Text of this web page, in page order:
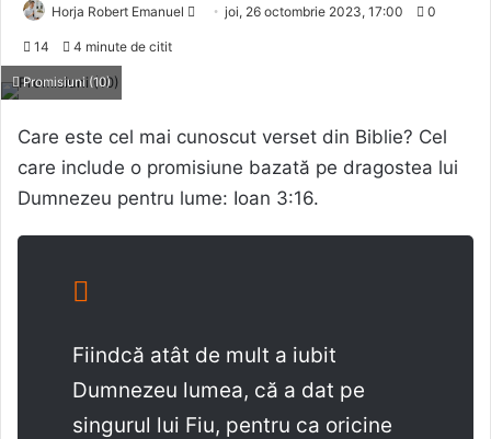
Horja Robert Emanuel
Sendjoi, 26 octombrie 2023, 17:00 0
14 4 minute de citit
Promisiuni (10)
Care este cel mai cunoscut verset din Biblie? Cel
care include o promisiune bazată pe dragostea lui
Dumnezeu pentru lume: Ioan 3:16.
Fiindcă atât de mult a iubit
Dumnezeu lumea, că a dat pe
singurul lui Fiu, pentru ca oricine